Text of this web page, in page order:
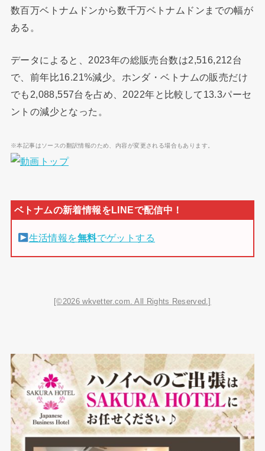
数百万ベトナムドンから数千万ベトナムドンまでの幅が
ある。
データによると、2023年の総販売台数は2,516,212台
で、前年比16.21%減少。ホンダ・ベトナムの販売だけ
でも2,088,557台を占め、2022年と比較して13.3パーセ
ントの減少となった。
※本記事はソースの翻訳情報のため、内容が変更される場合もあります。
生活情報を無料でゲットする
[©2026 wkvetter.com. All Rights Reserved.]